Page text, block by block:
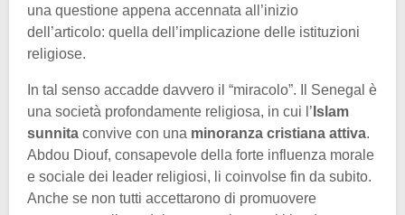
una questione appena accennata all’inizio
dell’articolo: quella dell’implicazione delle istituzioni
religiose.
In tal senso accadde davvero il “miracolo”. Il Senegal è
una società profondamente religiosa, in cui l’ Islam
sunnita convive con una minoranza cristiana attiva.
Abdou Diouf, consapevole della forte influenza morale
e sociale dei leader religiosi, li coinvolse fin da subito.
Anche se non tutti accettarono di promuovere